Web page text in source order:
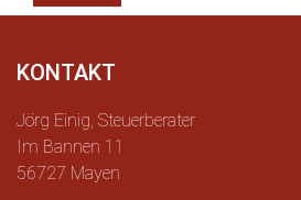
KONTAKT
Jörg Einig, Steuerberater
Im Bannen 11
56727 Mayen